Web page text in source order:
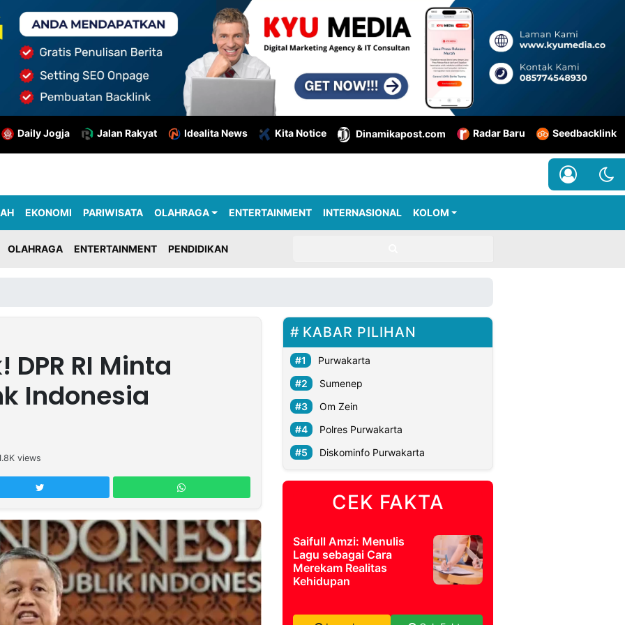
Daily Jogja Jalan Rakyat Idealita News Kita Notice Dinamikapost.com Radar Baru Seedbacklink
EKONOMI PARIWISATA OLAHRAGA ENTERTAINMENT INTERNASIONAL KOLOM
OLAHRAGA ENTERTAINMENT PENDIDIKAN
RI Minta
Indonesia
views
KABAR PILIHAN
Purwakarta
Sumenep
Om Zein
Polres Purwakarta
Diskominfo Purwakarta
CEK FAKTA
Saifull Amzi: Menulis
Lagu sebagai Cara
Merekam Realitas
Kehidupan